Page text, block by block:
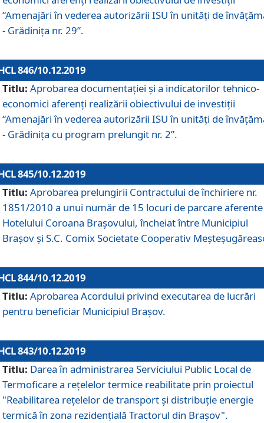
“Amenajări în vederea autorizării ISU în unități de
- Grădinița nr. 29”.
846/10.12.2019
Titlu: Aprobarea documentației și a indicatorilor tehnico-
economici aferenți realizării obiectivului de investiții
“Amenajări în vederea autorizării ISU în unități de
- Grădinița cu program prelungit nr. 2”.
845/10.12.2019
Titlu: Aprobarea prelungirii Contractului de închiriere nr.
1851/2010 a unui număr de 15 locuri de parcare aferente
Hotelului Coroana Brașovului, încheiat între Municipiul
Braşov şi S.C. Comix Societate Cooperativ
844/10.12.2019
Titlu: Aprobarea Acordului privind executarea de lucrări
pentru beneficiar Municipiul Brașov.
843/10.12.2019
Titlu: Darea în administrarea Serviciului Public Local de
Termoficare a rețelelor termice reabilitate prin proiectul
"Reabilitarea reţelelor de transport şi distribuţie energie
termică în zona rezidenţială Tractorul din Braşov".